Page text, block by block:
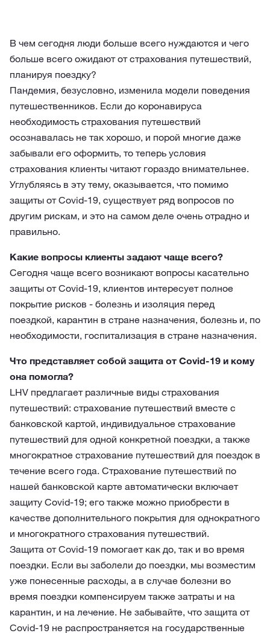
В чем сегодня люди больше всего нуждаются и чего
больше всего ожидают от страхования путешествий,
планируя поездку?
Пандемия, безусловно, изменила модели поведения
путешественников. Если до коронавируса
необходимость страхования путешествий
осознавалась не так хорошо, и порой многие даже
забывали его оформить, то теперь условия
страхования клиенты читают гораздо внимательнее.
Углубляясь в эту тему, оказывается, что помимо
защиты от Covid-19, существует ряд вопросов по
другим рискам, и это на самом деле очень отрадно и
правильно.
Какие вопросы клиенты задают чаще всего?
Сегодня чаще всего возникают вопросы касательно
защиты от Covid-19, клиентов интересует полное
покрытие рисков - болезнь и изоляция перед
поездкой, карантин в стране назначения, болезнь и, по
необходимости, госпитализация в стране назначения.
Что представляет собой защита от Covid-19 и кому
она помогла?
LHV предлагает различные виды страхования
путешествий: страхование путешествий вместе с
банковской картой, индивидуальное страхование
путешествий для одной конкретной поездки, а также
многократное страхование путешествий для поездок в
течение всего года. Страхование путешествий по
нашей банковской карте автоматически включает
защиту Covid-19; его также можно приобрести в
качестве дополнительного покрытия для однократного
и многократного страхования путешествий.
Защита от Covid-19 помогает как до, так и во время
поездки. Если вы заболели до поездки, мы возместим
уже понесенные расходы, а в случае болезни во
время поездки компенсируем также затраты и на
карантин, и на лечение. Не забывайте, что защита от
Covid-19 не распространяется на государственные